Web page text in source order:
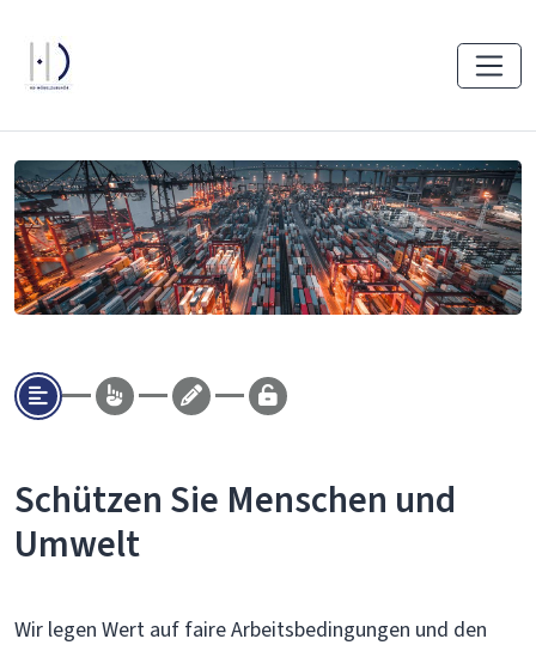
Schützen Sie Menschen und
Umwelt
Wir legen Wert auf faire Arbeitsbedingungen und den